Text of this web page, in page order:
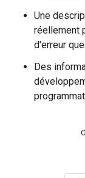
Une
réellement
d'erreur
Des